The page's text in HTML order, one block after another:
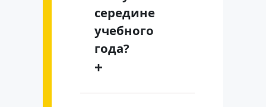
середине
учебного
года?
+